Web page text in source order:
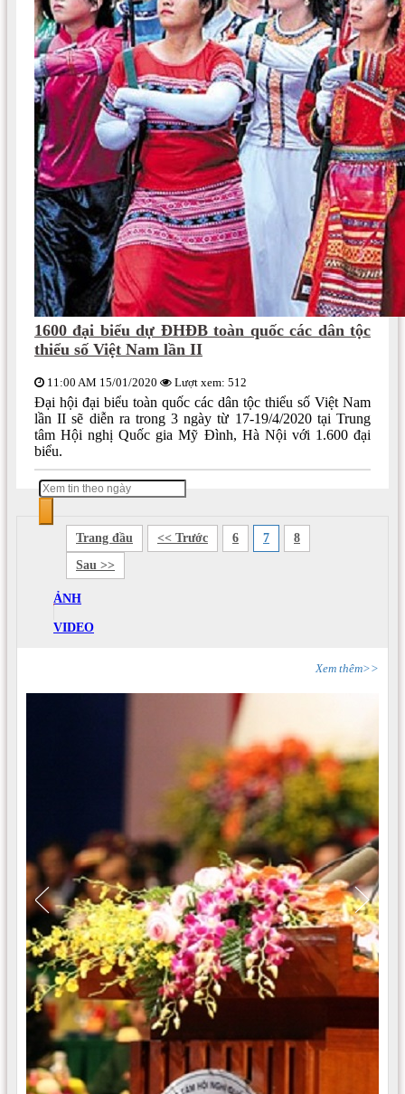
1600 đại biểu dự ĐHĐB toàn quốc các dân tộc
thiểu số Việt Nam lần II
11:00 AM 15/01/2020 Lượt xem: 512
Đại hội đại biểu toàn quốc các dân tộc thiểu số Việt Nam
lần II sẽ diễn ra trong 3 ngày từ 17-19/4/2020 tại Trung
tâm Hội nghị Quốc gia Mỹ Đình, Hà Nội với 1.600 đại
biểu.
Trang đầu << Trước 6 7
8
Sau >>
ẢNH
VIDEO
Xem thêm>>